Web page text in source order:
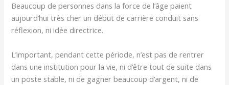
Beaucoup de personnes dans la force de l’âge paient
aujourd’hui très cher un début de carrière conduit sans
réflexion, ni idée directrice.
L’important, pendant cette période, n’est pas de rentrer
dans une institution pour la vie, ni d’être tout de suite dans
un poste stable, ni de gagner beaucoup d’argent, ni de